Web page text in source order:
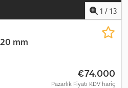
1 / 13
mm
€74.000
Pazarlık Fiyatı KDV hariç